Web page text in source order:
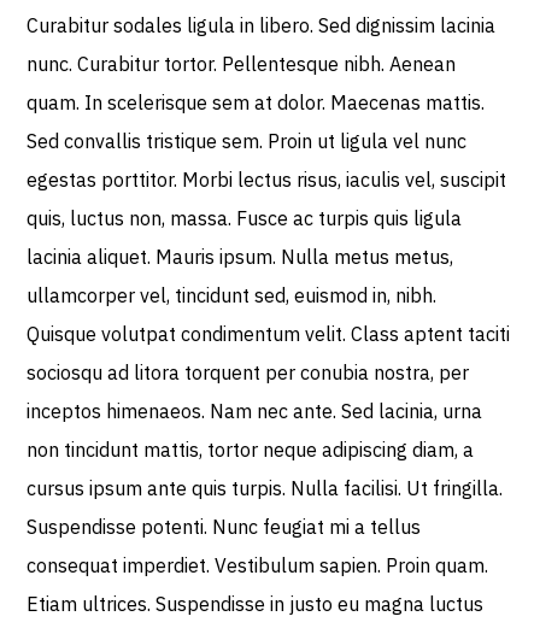
Curabitur sodales ligula in libero. Sed dignissim lacinia
nunc. Curabitur tortor. Pellentesque nibh. Aenean
quam. In scelerisque sem at dolor. Maecenas mattis.
Sed convallis tristique sem. Proin ut ligula vel nunc
egestas porttitor. Morbi lectus risus, iaculis vel, suscipit
quis, luctus non, massa. Fusce ac turpis quis ligula
lacinia aliquet. Mauris ipsum. Nulla metus metus,
ullamcorper vel, tincidunt sed, euismod in, nibh.
Quisque volutpat condimentum velit. Class aptent taciti
sociosqu ad litora torquent per conubia nostra, per
inceptos himenaeos. Nam nec ante. Sed lacinia, urna
non tincidunt mattis, tortor neque adipiscing diam, a
cursus ipsum ante quis turpis. Nulla facilisi. Ut fringilla.
Suspendisse potenti. Nunc feugiat mi a tellus
consequat imperdiet. Vestibulum sapien. Proin quam.
Etiam ultrices. Suspendisse in justo eu magna luctus